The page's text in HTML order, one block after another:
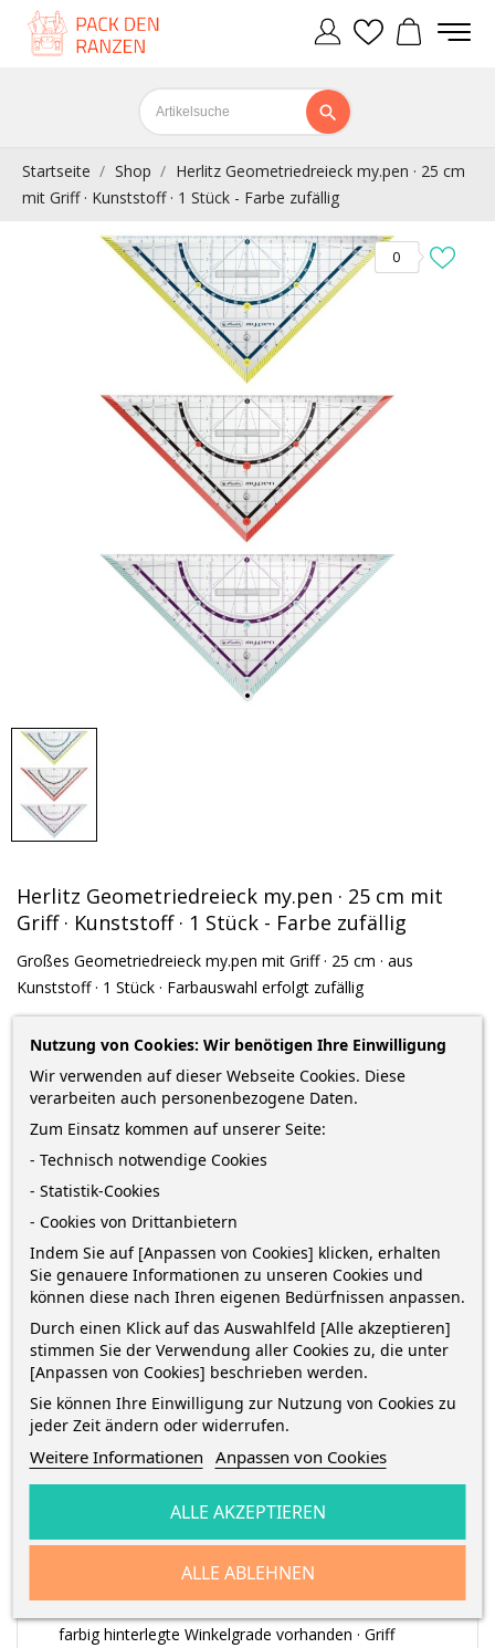
Startseite Shop
Herlitz Geometriedreieck my.pen · 25 cm
mit Griff · Kunststoff · 1 Stück - Farbe zufällig
0
Herlitz Geometriedreieck my.pen · 25 cm mit
Griff · Kunststoff · 1 Stück - Farbe zufällig
Großes Geometriedreieck my.pen mit Griff · 25 cm · aus
Kunststoff · 1 Stück · Farbauswahl erfolgt zufällig
2,98 €
inkl. MwSt. zzgl. Versandkosten *
Menge
 Auf Lager
BESCHREIBUNG
Geometrie-, Zeichendreieck my.pen · Kunststoff ·
farbig hinterlegte Winkelgrade vorhanden · Griff
Nutzung von Cookies: Wir benötigen Ihre Einwilligung
Wir verwenden auf dieser Webseite Cookies. Diese
verarbeiten auch personenbezogene Daten.
Zum Einsatz kommen auf unserer Seite:
- Technisch notwendige Cookies
- Statistik-Cookies
- Cookies von Drittanbietern
Indem Sie auf [Anpassen von Cookies] klicken, erhalten
Sie genauere Informationen zu unseren Cookies und
können diese nach Ihren eigenen Bedürfnissen anpassen.
Durch einen Klick auf das Auswahlfeld [Alle akzeptieren]
stimmen Sie der Verwendung aller Cookies zu, die unter
[Anpassen von Cookies] beschrieben werden.
Sie können Ihre Einwilligung zur Nutzung von Cookies zu
jeder Zeit ändern oder widerrufen.
Weitere Informationen Anpassen von Cookies
ALLE ABLEHNEN
ALLE AKZEPTIEREN